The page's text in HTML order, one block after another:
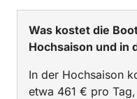
Was kostet die
Hochsaison und in
In der Hochsaison
etwa 461 € pro